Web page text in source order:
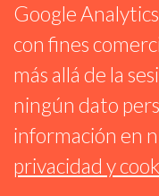
SAV –
GABRIELLE
Google
con fines
más allá de la
ningún dato
información en
privacidad y